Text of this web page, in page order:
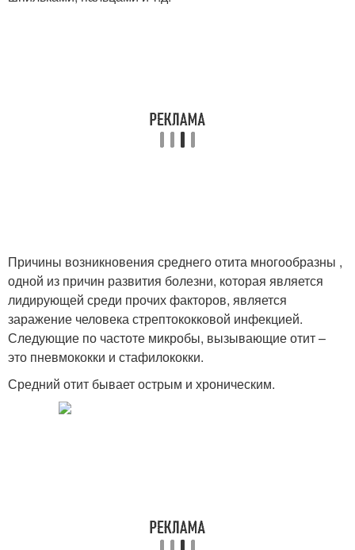
Причины возникновения среднего отита многообразны ,
одной из причин развития болезни, которая является
лидирующей среди прочих факторов, является
заражение человека стрептококковой инфекцией.
Следующие по частоте микробы, вызывающие отит –
это пневмококки и стафилококки.
Средний отит бывает острым и хроническим.